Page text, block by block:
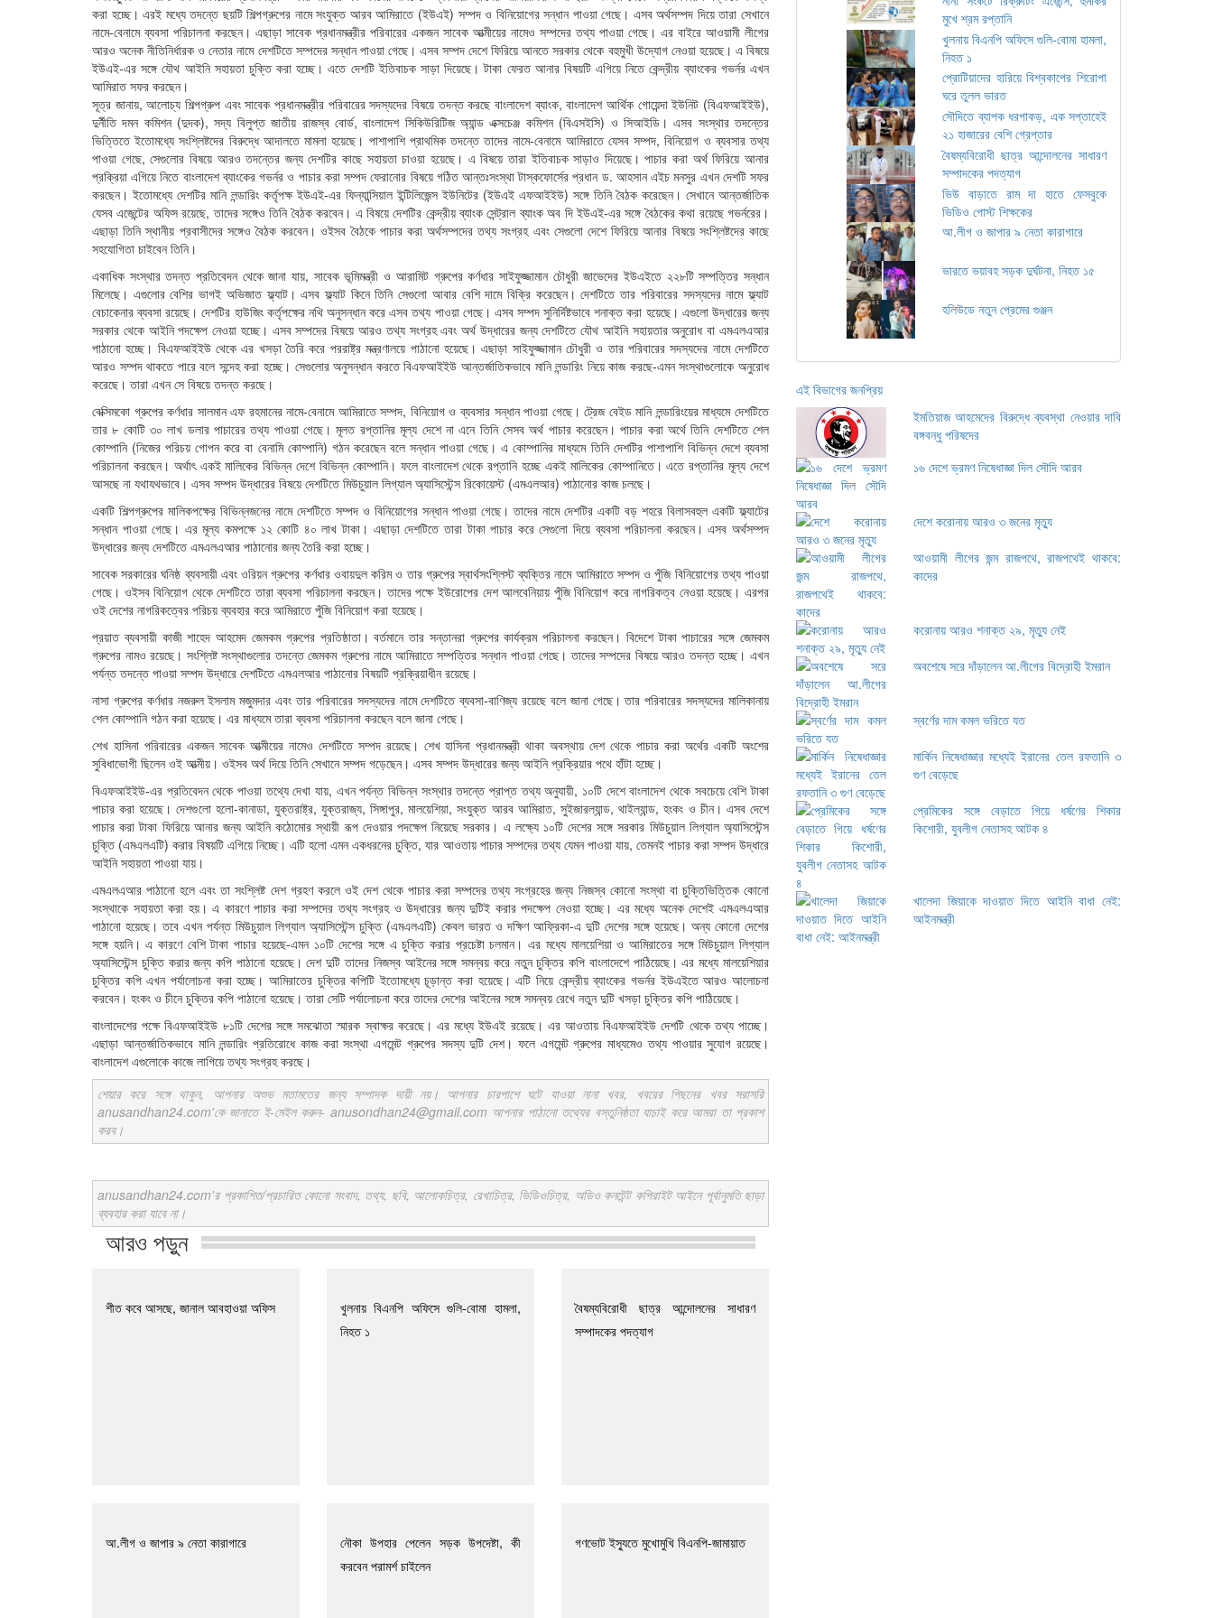
করা হচ্ছে। এরই মধ্যে তদন্তে ছয়টি শিল্পগ্রুপের নামে সংযুক্ত আরব আমিরাতে (ইউএই) সম্পদ ও বিনিয়োগের সন্ধান পাওয়া গেছে। এসব অর্থসম্পদ দিয়ে তারা সেখানে
নামে-বেনামে ব্যবসা পরিচালনা করছেন। এছাড়া সাবেক প্রধানমন্ত্রীর পরিবারের একজন সাবেক আত্মীয়ের নামেও সম্পদের তথ্য পাওয়া গেছে। এর বাইরে আওয়ামী লীগের
আরও অনেক নীতিনির্ধারক ও নেতার নামে দেশটিতে সম্পদের সন্ধান পাওয়া গেছে। এসব সম্পদ দেশে ফিরিয়ে আনতে সরকার থেকে বহুমুখী উদ্যোগ নেওয়া হয়েছে। এ বিষয়ে
ইউএই-এর সঙ্গে যৌথ আইনি সহায়তা চুক্তি করা হচ্ছে। এতে দেশটি ইতিবাচক সাড়া দিয়েছে। টাকা ফেরত আনার বিষয়টি এগিয়ে নিতে কেন্দ্রীয় ব্যাংকের গভর্নর এখন
আমিরাত সফর করছেন।
সূত্র জানায়, আলোচ্য শিল্পগ্রুপ এবং সাবেক প্রধানমন্ত্রীর পরিবারের সদস্যদের বিষয়ে তদন্ত করছে বাংলাদেশ ব্যাংক, বাংলাদেশ আর্থিক গোয়েন্দা ইউনিট (বিএফআইইউ),
দুর্নীতি দমন কমিশন (দুদক), সদ্য বিলুপ্ত জাতীয় রাজস্ব বোর্ড, বাংলাদেশ সিকিউরিটিজ অ্যান্ড এক্সচেঞ্জ কমিশন (বিএসইসি) ও সিআইডি। এসব সংস্থার তদন্তের
ভিত্তিতে ইতোমধ্যে সংশ্লিষ্টদের বিরুদ্ধে আদালতে মামলা হয়েছে। পাশাপাশি প্রাথমিক তদন্তে তাদের নামে-বেনামে আমিরাতে যেসব সম্পদ, বিনিয়োগ ও ব্যবসার তথ্য
পাওয়া গেছে, সেগুলোর বিষয়ে আরও তদন্তের জন্য দেশটির কাছে সহায়তা চাওয়া হয়েছে। এ বিষয়ে তারা ইতিবাচক সাড়াও দিয়েছে। পাচার করা অর্থ ফিরিয়ে আনার
প্রক্রিয়া এগিয়ে নিতে বাংলাদেশ ব্যাংকের গভর্নর ও পাচার করা সম্পদ ফেরানোর বিষয়ে গঠিত আন্তঃসংস্থা টাস্কফোর্সের প্রধান ড. আহসান এইচ মনসুর এখন দেশটি সফর
করছেন। ইতোমধ্যে দেশটির মানি লন্ডারিং কর্তৃপক্ষ ইউএই-এর ফিন্যান্সিয়াল ইন্টিলিজেন্স ইউনিটের (ইউএই এফআইইউ) সঙ্গে তিনি বৈঠক করেছেন। সেখানে আন্তর্জাতিক
যেসব এজেন্টের অফিস রয়েছে, তাদের সঙ্গেও তিনি বৈঠক করবেন। এ বিষয়ে দেশটির কেন্দ্রীয় ব্যাংক সেন্ট্রাল ব্যাংক অব দি ইউএই-এর সঙ্গে বৈঠকের কথা রয়েছে গভর্নরের।
এছাড়া তিনি স্থানীয় প্রবাসীদের সঙ্গেও বৈঠক করবেন। ওইসব বৈঠকে পাচার করা অর্থসম্পদের তথ্য সংগ্রহ এবং সেগুলো দেশে ফিরিয়ে আনার বিষয়ে সংশ্লিষ্টদের কাছে
সহযোগিতা চাইবেন তিনি।
একাধিক সংস্থার তদন্ত প্রতিবেদন থেকে জানা যায়, সাবেক ভূমিমন্ত্রী ও আরামিট গ্রুপের কর্ণধার সাইফুজ্জামান চৌধুরী জাভেদের ইউএইতে ২২৮টি সম্পত্তির সন্ধান
মিলেছে। এগুলোর বেশির ভাগই অভিজাত ফ্ল্যাট। এসব ফ্ল্যাট কিনে তিনি সেগুলো আবার বেশি দামে বিক্রি করেছেন। দেশটিতে তার পরিবারের সদস্যদের নামে ফ্ল্যাট
বেচাকেনার ব্যবসা রয়েছে। দেশটির হাউজিং কর্তৃপক্ষের নথি অনুসন্ধান করে এসব তথ্য পাওয়া গেছে। এসব সম্পদ সুনির্দিষ্টভাবে শনাক্ত করা হয়েছে। এগুলো উদ্ধারের জন্য
সরকার থেকে আইনি পদক্ষেপ নেওয়া হচ্ছে। এসব সম্পদের বিষয়ে আরও তথ্য সংগ্রহ এবং অর্থ উদ্ধারের জন্য দেশটিতে যৌথ আইনি সহায়তার অনুরোধ বা এমএলএআর
পাঠানো হচ্ছে। বিএফআইইউ থেকে এর খসড়া তৈরি করে পররাষ্ট্র মন্ত্রণালয়ে পাঠানো হয়েছে। এছাড়া সাইফুজ্জামান চৌধুরী ও তার পরিবারের সদস্যদের নামে দেশটিতে
আরও সম্পদ থাকতে পারে বলে সন্দেহ করা হচ্ছে। সেগুলোর অনুসন্ধান করতে বিএফআইইউ আন্তর্জাতিকভাবে মানি লন্ডারিং নিয়ে কাজ করছে-এমন সংস্থাগুলোকে অনুরোধ
করেছে। তারা এখন সে বিষয়ে তদন্ত করছে।
বেক্সিমকো গ্রুপের কর্ণধার সালমান এফ রহমানের নামে-বেনামে আমিরাতে সম্পদ, বিনিয়োগ ও ব্যবসার সন্ধান পাওয়া গেছে। ট্রেজ বেইড মানি লন্ডারিংয়ের মাধ্যমে দেশটিতে
তার ৮ কোটি ৩০ লাখ ডলার পাচারের তথ্য পাওয়া গেছে। মূলত রপ্তানির মূল্য দেশে না এনে তিনি সেসব অর্থ পাচার করেছেন। পাচার করা অর্থে তিনি দেশটিতে শেল
কোম্পানি (নিজের পরিচয় গোপন করে বা বেনামি কোম্পানি) গঠন করেছেন বলে সন্ধান পাওয়া গেছে। এ কোম্পানির মাধ্যমে তিনি দেশটির পাশাপাশি বিভিন্ন দেশে ব্যবসা
পরিচালনা করছেন। অর্থাৎ একই মালিকের বিভিন্ন দেশে বিভিন্ন কোম্পানি। ফলে বাংলাদেশ থেকে রপ্তানি হচ্ছে একই মালিকের কোম্পানিতে। এতে রপ্তানির মূল্য দেশে
আসছে না যথাযথভাবে। এসব সম্পদ উদ্ধারের বিষয়ে দেশটিতে মিউচুয়াল লিগ্যাল অ্যাসিস্টেন্স রিকোয়েস্ট (এমএলআর) পাঠানোর কাজ চলছে।
একটি শিল্পগ্রুপের মালিকপক্ষের বিভিন্নজনের নামে দেশটিতে সম্পদ ও বিনিয়োগের সন্ধান পাওয়া গেছে। তাদের নামে দেশটির একটি বড় শহরে বিলাসবহুল একটি ফ্ল্যাটের
সন্ধান পাওয়া গেছে। এর মূল্য কমপক্ষে ১২ কোটি ৪০ লাখ টাকা। এছাড়া দেশটিতে তারা টাকা পাচার করে সেগুলো দিয়ে ব্যবসা পরিচালনা করছেন। এসব অর্থসম্পদ
উদ্ধারের জন্য দেশটিতে এমএলএআর পাঠানোর জন্য তৈরি করা হচ্ছে।
সাবেক সরকারের ঘনিষ্ঠ ব্যবসায়ী এবং ওরিয়ন গ্রুপের কর্ণধার ওবায়দুল করিম ও তার গ্রুপের স্বার্থসংশ্লিস্ট ব্যক্তির নামে আমিরাতে সম্পদ ও পুঁজি বিনিয়োগের তথ্য পাওয়া
গেছে। ওইসব বিনিয়োগ থেকে দেশটিতে তারা ব্যবসা পরিচালনা করছেন। তাদের পক্ষে ইউরোপের দেশ আলবেনিয়ায় পুঁজি বিনিয়োগ করে নাগরিকত্ব নেওয়া হয়েছে। এরপর
ওই দেশের নাগরিকত্বের পরিচয় ব্যবহার করে আমিরাতে পুঁজি বিনিয়োগ করা হয়েছে।
প্রয়াত ব্যবসায়ী কাজী শাহেদ আহমেদ জেমকম গ্রুপের প্রতিষ্ঠাতা। বর্তমানে তার সন্তানরা গ্রুপের কার্যক্রম পরিচালনা করছেন। বিদেশে টাকা পাচারের সঙ্গে জেমকম
গ্রুপের নামও রয়েছে। সংশ্লিষ্ট সংস্থাগুলোর তদন্তে জেমকম গ্রুপের নামে আমিরাতে সম্পত্তির সন্ধান পাওয়া গেছে। তাদের সম্পদের বিষয়ে আরও তদন্ত হচ্ছে। এখন
পর্যন্ত তদন্তে পাওয়া সম্পদ উদ্ধারে দেশটিতে এমএলআর পাঠানোর বিষয়টি প্রক্রিয়াধীন রয়েছে।
নাসা গ্রুপের কর্ণধার নজরুল ইসলাম মজুমদার এবং তার পরিবারের সদস্যদের নামে দেশটিতে ব্যবসা-বাণিজ্য রয়েছে বলে জানা গেছে। তার পরিবারের সদস্যদের মালিকানায়
শেল কোম্পানি গঠন করা হয়েছে। এর মাধ্যমে তারা ব্যবসা পরিচালনা করছেন বলে জানা গেছে।
শেখ হাসিনা পরিবারের একজন সাবেক আত্মীয়ের নামেও দেশটিতে সম্পদ রয়েছে। শেখ হাসিনা প্রধানমন্ত্রী থাকা অবস্থায় দেশ থেকে পাচার করা অর্থের একটি অংশের
সুবিধাভোগী ছিলেন ওই আত্মীয়। ওইসব অর্থ দিয়ে তিনি সেখানে সম্পদ গড়েছেন। এসব সম্পদ উদ্ধারের জন্য আইনি প্রক্রিয়ার পথে হাঁটা হচ্ছে।
বিএফআইইউ-এর প্রতিবেদন থেকে পাওয়া তথ্যে দেখা যায়, এখন পর্যন্ত বিভিন্ন সংস্থার তদন্তে প্রাপ্ত তথ্য অনুযায়ী, ১০টি দেশে বাংলাদেশ থেকে সবচেয়ে বেশি টাকা
পাচার করা হয়েছে। দেশগুলো হলো-কানাডা, যুক্তরাষ্ট্র, যুক্তরাজ্য, সিঙ্গাপুর, মালয়েশিয়া, সংযুক্ত আরব আমিরাত, সুইজারল্যান্ড, থাইল্যান্ড, হংকং ও চীন। এসব দেশে
পাচার করা টাকা ফিরিয়ে আনার জন্য আইনি কঠোমোর স্থায়ী রূপ দেওয়ার পদক্ষেপ নিয়েছে সরকার। এ লক্ষ্যে ১০টি দেশের সঙ্গে সরকার মিউচুয়াল লিগ্যাল অ্যাসিস্টেন্স
চুক্তি (এমএলএটি) করার বিষয়টি এগিয়ে নিচ্ছে। এটি হলো এমন একধরনের চুক্তি, যার আওতায় পাচার সম্পদের তথ্য যেমন পাওয়া যায়, তেমনই পাচার করা সম্পদ উদ্ধারে
আইনি সহায়তা পাওয়া যায়।
এমএলএআর পাঠানো হলে এবং তা সংশ্লিষ্ট দেশ গ্রহণ করলে ওই দেশ থেকে পাচার করা সম্পদের তথ্য সংগ্রহের জন্য নিজস্ব কোনো সংস্থা বা চুক্তিভিত্তিক কোনো
সংস্থাকে সহায়তা করা হয়। এ কারণে পাচার করা সম্পদের তথ্য সংগ্রহ ও উদ্ধারের জন্য দুটিই করার পদক্ষেপ নেওয়া হচ্ছে। এর মধ্যে অনেক দেশেই এমএলএআর
পাঠানো হয়েছে। তবে এখন পর্যন্ত মিউচুয়াল লিগ্যাল অ্যাসিস্টেন্স চুক্তি (এমএলএটি) কেবল ভারত ও দক্ষিণ আফ্রিকা-এ দুটি দেশের সঙ্গে হয়েছে। অন্য কোনো দেশের
সঙ্গে হয়নি। এ কারণে বেশি টাকা পাচার হয়েছে-এমন ১০টি দেশের সঙ্গে এ চুক্তি করার প্রচেষ্টা চলমান। এর মধ্যে মালয়েশিয়া ও আমিরাতের সঙ্গে মিউচুয়াল লিগ্যাল
অ্যাসিস্টেন্স চুক্তি করার জন্য কপি পাঠানো হয়েছে। দেশ দুটি তাদের নিজস্ব আইনের সঙ্গে সমন্বয় করে নতুন চুক্তির কপি বাংলাদেশে পাঠিয়েছে। এর মধ্যে মালয়েশিয়ার
চুক্তির কপি এখন পর্যালোচনা করা হচ্ছে। আমিরাতের চুক্তির কপিটি ইতোমধ্যে চূড়ান্ত করা হয়েছে। এটি নিয়ে কেন্দ্রীয় ব্যাংকের গভর্নর ইউএইতে আরও আলোচনা
করবেন। হংকং ও চীনে চুক্তির কপি পাঠানো হয়েছে। তারা সেটি পর্যালোচনা করে তাদের দেশের আইনের সঙ্গে সমন্বয় রেখে নতুন দুটি খসড়া চুক্তির কপি পাঠিয়েছে।
বাংলাদেশের পক্ষে বিএফআইইউ ৮১টি দেশের সঙ্গে সমঝোতা স্মারক স্বাক্ষর করেছে। এর মধ্যে ইউএই রয়েছে। এর আওতায় বিএফআইইউ দেশটি থেকে তথ্য পাচ্ছে।
এছাড়া আন্তর্জাতিকভাবে মানি লন্ডারিং প্রতিরোধে কাজ করা সংস্থা এগমেন্ট গ্রুপের সদস্য দুটি দেশ। ফলে এগমেন্ট গ্রুপের মাধ্যমেও তথ্য পাওয়ার সুযোগ রয়েছে।
বাংলাদেশ এগুলোকে কাজে লাগিয়ে তথ্য সংগ্রহ করছে।
শেয়ার করে সঙ্গে থাকুন, আপনার অশুভ মতামতের জন্য সম্পাদক দায়ী নয়। আপনার চারপাশে ঘটে যাওয়া নানা খবর, খবরের পিছনের খবর সরাসরি
anusandhan24.com'কে জানাতে ই-মেইল করুন- anusondhan24@gmail.com আপনার পাঠানো তথ্যের বস্তুনিষ্ঠতা যাচাই করে আমরা তা প্রকাশ
করব।
anusandhan24.com'র প্রকাশিত/প্রচারিত কোনো সংবাদ, তথ্য, ছবি, আলোকচিত্র, রেখাচিত্র, ভিডিওচিত্র, অডিও কনটেন্ট কপিরাইট আইনে পূর্বানুমতি ছাড়া
ব্যবহার করা যাবে না।
আরও পড়ুন
শীত কবে আসছে, জানাল আবহাওয়া অফিস
খুলনায় বিএনপি অফিসে গুলি-বোমা হামলা,
নিহত ১
বৈষম্যবিরোধী ছাত্র আন্দোলনের সাধারণ
সম্পাদকের পদত্যাগ
আ.লীগ ও জাপার ৯ নেতা কারাগারে
নৌকা উপহার পেলেন সড়ক উপদেষ্টা, কী
করবেন পরামর্শ চাইলেন
গণভোট ইস্যুতে মুখোমুখি বিএনপি-জামায়াত
মুখে শ্রম রপ্তানি
খুলনায় বিএনপি অফিসে গুলি-বোমা হামলা,
নিহত ১
প্রোটিয়াদের হারিয়ে বিশ্বকাপের শিরোপা
ঘরে তুলল ভারত
সৌদিতে ব্যাপক ধরপাকড়, এক সপ্তাহেই
২১ হাজারের বেশি গ্রেপ্তার
বৈষম্যবিরোধী ছাত্র আন্দোলনের সাধারণ
সম্পাদকের পদত্যাগ
ভিউ বাড়াতে রাম দা হাতে ফেসবুকে
ভিডিও পোস্ট শিক্ষকের
আ.লীগ ও জাপার ৯ নেতা কারাগারে
ভারতে ভয়াবহ সড়ক দুর্ঘটনা, নিহত ১৫
হলিউডে নতুন প্রেমের গুঞ্জন
এই বিভাগের জনপ্রিয়
ইমতিয়াজ আহমেদের বিরুদ্ধে ব্যবস্থা নেওয়ার দাবি
বঙ্গবন্ধু পরিষদের
১৬ দেশে ভ্রমণ নিষেধাজ্ঞা দিল সৌদি আরব
দেশে করোনায় আরও ৩ জনের মৃত্যু
আওয়ামী লীগের জন্ম রাজপথে, রাজপথেই থাকবে:
কাদের
করোনায় আরও শনাক্ত ২৯, মৃত্যু নেই
অবশেষে সরে দাঁড়ালেন আ.লীগের বিদ্রোহী ইমরান
স্বর্ণের দাম কমল ভরিতে যত
মার্কিন নিষেধাজ্ঞার মধ্যেই ইরানের তেল রফতানি ৩
গুণ বেড়েছে
প্রেমিকের সঙ্গে বেড়াতে গিয়ে ধর্ষণের শিকার
কিশোরী, যুবলীগ নেতাসহ আটক ৪
খালেদা জিয়াকে দাওয়াত দিতে আইনি বাধা নেই:
আইনমন্ত্রী